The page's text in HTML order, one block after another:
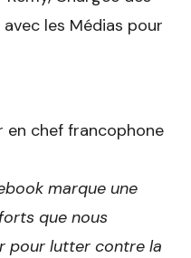
les Médias pour
en chef francophone
marque une
que nous
pour lutter contre la